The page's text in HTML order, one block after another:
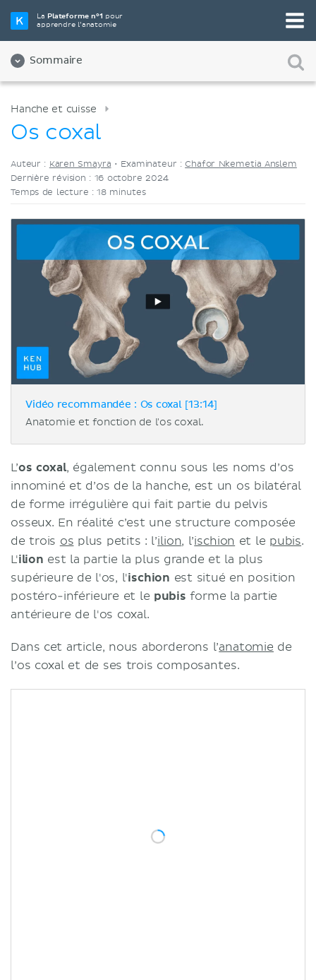
La Plateforme n°1 pour
apprendre l’anatomie
Sommaire
Choisissez votre outil d'étude préféré
Vidéos
Hanche et cuisse
Os coxal
Auteur : Karen Smayra • Examinateur :Chafor Nkemetia Anslem
Dernière révision : 16 octobre 2024
Temps de lecture : 18 minutes
Vidéo recommandée : Os coxal [13:14]
Anatomie et fonction de l'os coxal.
L’os coxal, également connu sous les noms d’os
innominé et d’os de la hanche, est un os bilatéral
de forme irrégulière qui fait partie du pelvis
osseux. En réalité c’est une structure composée
de trois os plus petits : l’ilion, l’ischion et le pubis.
L'ilion est la partie la plus grande et la plus
supérieure de l'os, l'ischion est situé en position
postéro-inférieure et le pubis forme la partie
antérieure de l'os coxal.
Dans cet article, nous aborderons l’anatomie de
l’os coxal et de ses trois composantes.